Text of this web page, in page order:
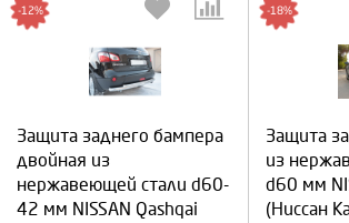
Защита заднего бампера
двойная из
нержавеющей стали d60-
42 мм NISSAN Qashqai
-12%
Защита
из
d60 мм
(Ниссан
-18%